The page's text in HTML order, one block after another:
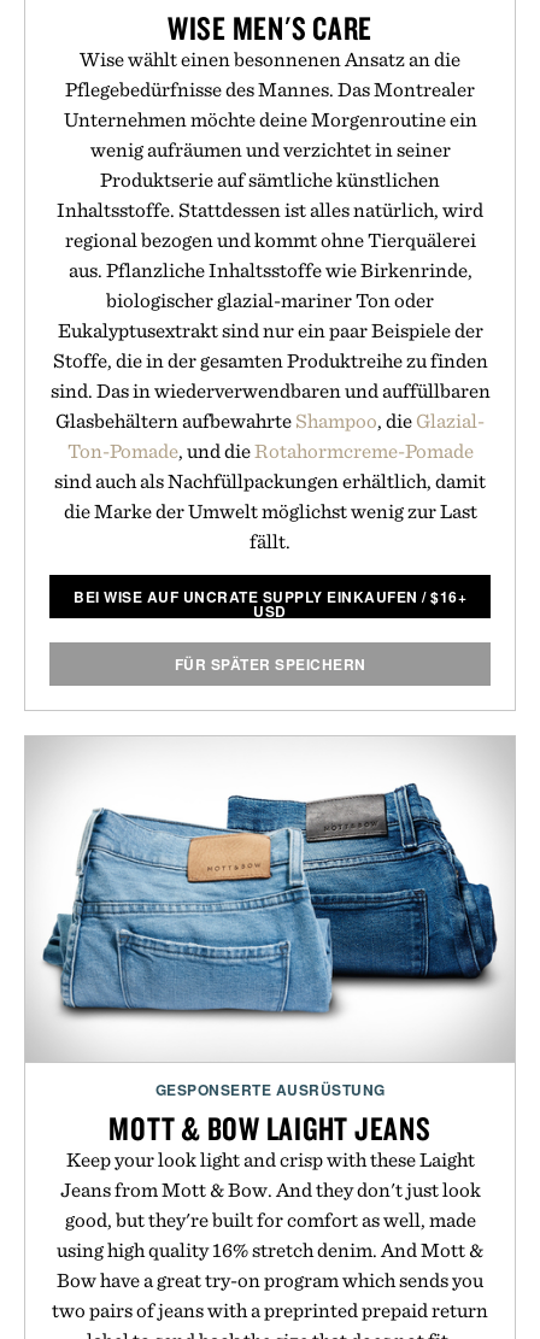
WISE MEN'S CARE
Wise wählt einen besonnenen Ansatz an die
Pflegebedürfnisse des Mannes. Das Montrealer
Unternehmen möchte deine Morgenroutine ein
wenig aufräumen und verzichtet in seiner
Produktserie auf sämtliche künstlichen
Inhaltsstoffe. Stattdessen ist alles natürlich, wird
regional bezogen und kommt ohne Tierquälerei
aus. Pflanzliche Inhaltsstoffe wie Birkenrinde,
biologischer glazial-mariner Ton oder
Eukalyptusextrakt sind nur ein paar Beispiele der
Stoffe, die in der gesamten Produktreihe zu finden
sind. Das in wiederverwendbaren und auffüllbaren
Glasbehältern aufbewahrte Shampoo, die Glazial-
Ton-Pomade, und dieRotahormcreme-Pomade
sind auch als Nachfüllpackungen erhältlich, damit
die Marke der Umwelt möglichst wenig zur Last
fällt.
BEI WISE AUF UNCRATE SUPPLY EINKAUFEN /$16+
USD
FÜR SPÄTER SPEICHERN
GESPONSERTE AUSRÜSTUNG
MOTT & BOW LAIGHT JEANS
Keep your look light and crisp with these Laight
Jeans from Mott & Bow. And they don't just look
good, but they're built for comfort as well, made
using high quality 16% stretch denim. And Mott &
Bow have a great try-on program which sends you
two pairs of jeans with a preprinted prepaid return